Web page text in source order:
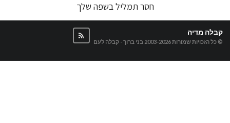
חסר תמליל בשפה שלך
קבלה מדיה
© כל הזכויות שמורות 2003-2026 בני ברוך - קבלה לעם